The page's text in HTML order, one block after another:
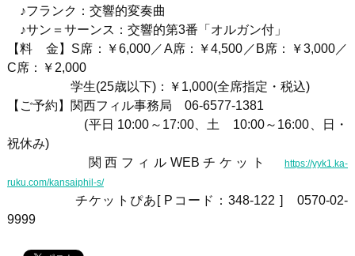
♪フランク：交響的変奏曲
♪サン＝サーンス：交響的第3番「オルガン付」
【料 金】 S席：￥6,000／A席：￥4,500 ／ B席：￥3,000／
C席：￥2,000
学生(25歳以下)：￥1,000(全席指定・税込)
【ご予約】関西フィル事務局 06-6577-1381
(平日 10:00～17:00、土 10:00～16:00、日・
祝休み)
関西フィル WEB チケットhttps://yyk1.ka-
ruku.com/kansaiphil-s/
チケットぴあ[ Pコード：348-122 ] 0570-02-
9999